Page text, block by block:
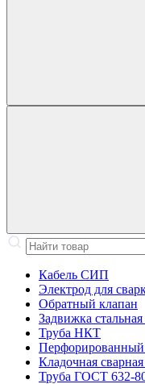
Кабель СИП
Электрод для
Обратный клапан
Задвижка
Труба НКТ
Перфорированный
Кладочная сварная
Труба ГОСТ 632-